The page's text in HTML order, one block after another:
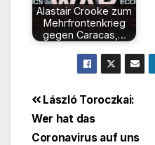
Alastair Crooke zum
Mehrfrontenkrieg
gegen Caracas,…
László Toroczkai:
Wer hat das
Coronavirus auf uns